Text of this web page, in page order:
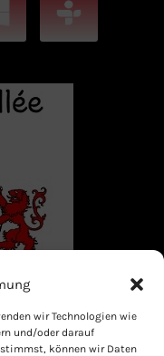
wir Technologien wie
und/oder darauf
können wir Daten